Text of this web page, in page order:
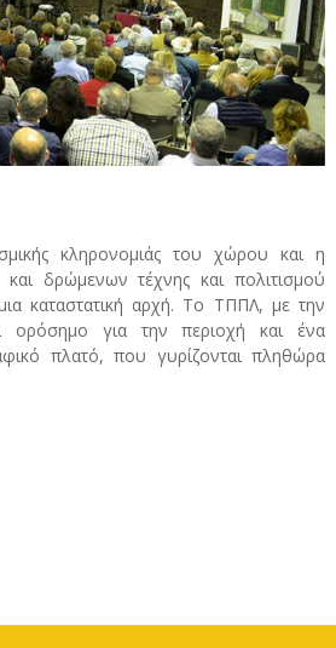
κληρονομιάς του χώρου και η
δρώμενων τέχνης και πολιτισμού
καταστατική αρχή. Το ΤΠΠΛ, με την
ορόσημο για την περιοχή και ένα
πλατό, που γυρίζονται πληθώρα